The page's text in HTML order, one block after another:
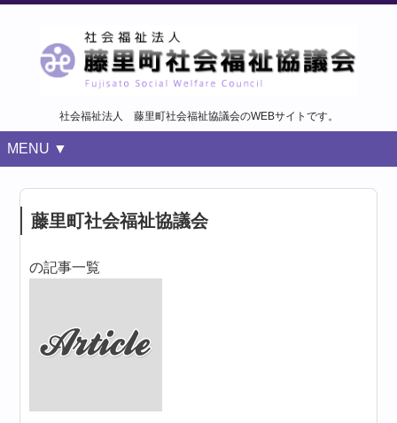
社会福祉法人 藤里町社会福祉協議会のWEBサイトです。
MENU ▼
藤里町社会福祉協議会
の記事一覧